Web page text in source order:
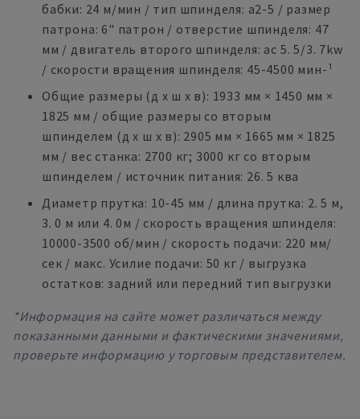
бабки: 24 м/мин / тип шпинделя: a2-5 / размер
патрона: 6" патрон / отверстие шпинделя: 47
мм / двигатель второго шпинделя: ac 5. 5/3. 7kw
/ скорости вращения шпинделя: 45-4500 мин-¹
Общие размеры (д x ш x в): 1933 мм × 1450 мм ×
1825 мм / общие размеры со вторым
шпинделем (д x ш x в): 2905 мм × 1665 мм × 1825
мм / вес станка: 2700 кг; 3000 кг со вторым
шпинделем / источник питания: 26. 5 ква
Диаметр прутка: 10-45 мм / длина прутка: 2. 5 м,
3. 0 м или 4. 0м / скорость вращения шпинделя:
10000-3500 об/мин / скорость подачи: 220 мм/
сек / макс. Усилие подачи: 50 кг / выгрузка
остатков: задний или передний тип выгрузки
*Информация на сайте может различаться между
показанными данными и фактическими значениями,
проверьте информацию у торговым представителем.